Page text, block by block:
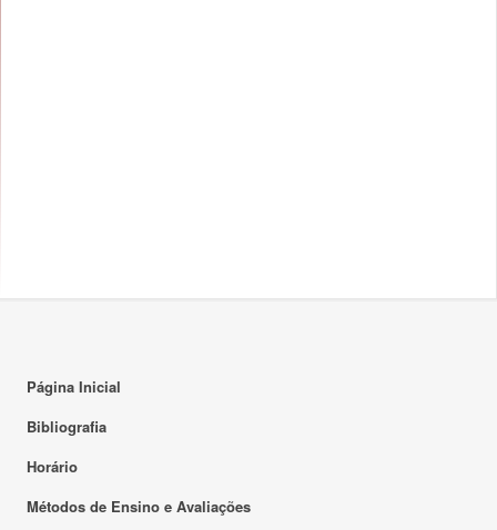
Página Inicial
Bibliografia
Horário
Métodos de Ensino e Avaliações